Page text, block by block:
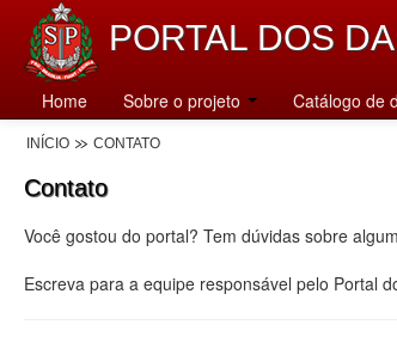
PORTAL DOS
Home Sobre o projeto Catálogo de
INÍCIO CONTATO
Contato
Você gostou do portal? Tem dúvidas sobre
Escreva para a equipe responsável pelo Portal